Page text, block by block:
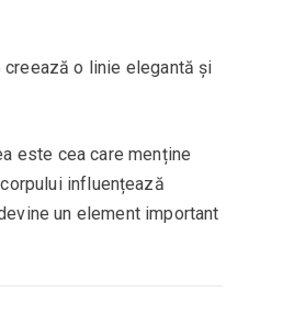
o linie elegantă și
este cea care menține
influențează
un element important